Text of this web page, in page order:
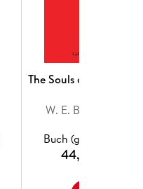
The Souls of Black Folk
W. E. B. Du Bois
Buch (gebunden)
44,49 €